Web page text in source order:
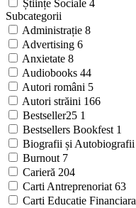
Științe Sociale 4
Subcategorii
Administrație 8
Advertising 6
Anxietate 8
Audiobooks 44
Autori români 5
Autori străini 166
Bestseller25 1
Bestsellers Bookfest 1
Biografii și Autobiografii
Burnout 7
Carieră 204
Carti Antreprenoriat 63
Carti Educatie Financiara